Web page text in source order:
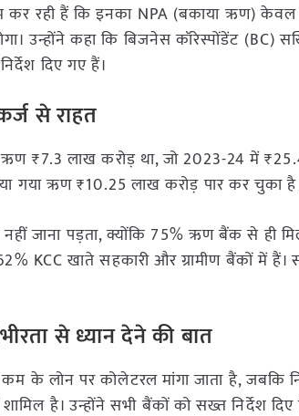
कर रही हैं कि इनका NPA (बकाया ऋण)
उन्होंने कहा कि बिजनेस कॉरेस्पोंडेंट (BC)
दिए गए हैं।
से राहत
ऋण ₹7.3 लाख करोड़ था, जो 2023-24 में
गया ऋण ₹10.25 लाख करोड़ पार कर चुका
जाना पड़ता, क्योंकि 75% ऋण बैंक से ही
KCC खाते सहकारी और ग्रामीण बैंकों में हैं।
से ध्यान देने की बात
के लोन पर कोलेटरल मांगा जाता है, जबकि
है। उन्होंने सभी बैंकों को सख्त निर्देश